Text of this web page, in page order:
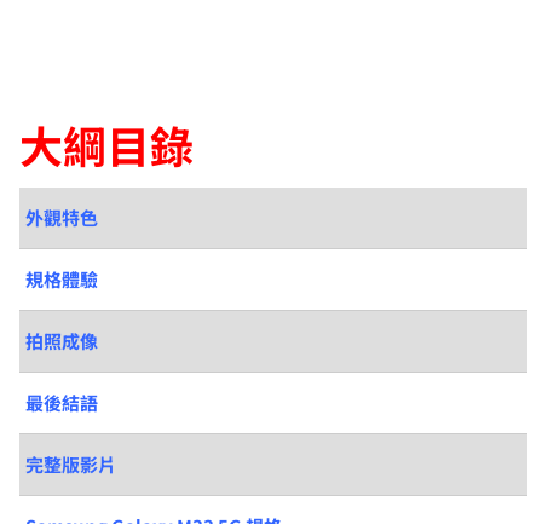
大綱目錄
外觀特色
規格體驗
拍照成像
最後結語
完整版影片